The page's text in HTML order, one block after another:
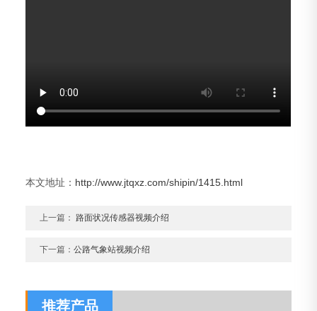
本文地址： http://www.jtqxz.com/shipin/1415.html
上一篇：路面状况传感器视频介绍
下一篇：公路气象站视频介绍
推荐产品